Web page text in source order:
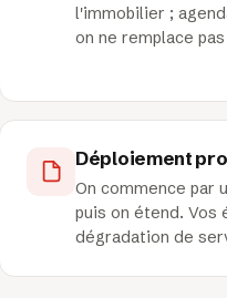
l'immobilier ;
on ne remplace
Déploiement
On commence par
puis on étend. Vos
dégradation de